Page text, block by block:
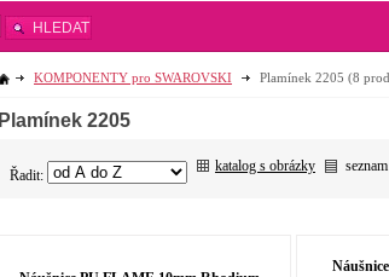
KOMPONENTY pro SWAROVSKI Plamínek 2205 (8
Plamínek 2205
Řadit:
katalog s obrázky seznam
HLEDAT